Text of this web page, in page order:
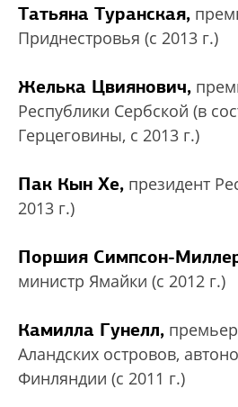
Татьяна Туранская,
Приднестровья (с 2013 г.)
Желька Цвиянович,
Республики Сербской (в
Герцеговины, с 2013 г.)
Пак Кын Хе, президент
2013 г.)
Поршия Симпсон-
министр Ямайки (с 2012 г.)
Камилла Гунелл,
Аландских островов,
Финляндии (с 2011 г.)